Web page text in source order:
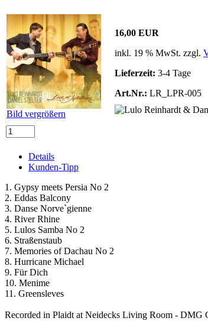
Bild vergrößern
16,00 EUR
inkl. 19 % MwSt. zzgl.
Lieferzeit: 3-4 Tage
Art.Nr.: LR_LPR-005
Details
Kunden-Tipp
1. Gypsy meets Persia No 2
2. Eddas Balcony
3. Danse Norve`gienne
4. River Rhine
5. Lulos Samba No 2
6. Straßenstaub
7. Memories of Dachau No 2
8. Hurricane Michael
9. Für Dich
10. Menime
11. Greensleves
Recorded in Plaidt at Neidecks Living Room - DMG